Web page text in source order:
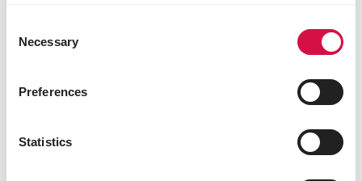
Selection
Necessary
Preferences
Statistics